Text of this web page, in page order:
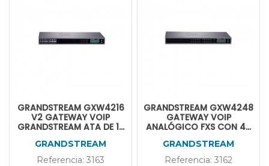
GRANDSTREAM GXW4216
V2 GATEWAY VOIP
GRANDSTREAM ATA DE 16
TELCO DE 50 PINS,
P/MONTAJE EN RACK
GRANDSTREAM
Referencia: 3163
GRANDSTREAM GXW4248
GATEWAY VOIP
ANALÓGICO FXS CON 48
GRAFICA
GRANDSTREAM
Referencia: 3162